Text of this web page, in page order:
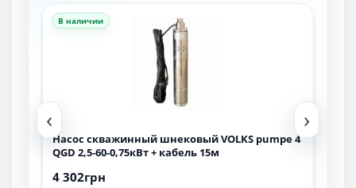
‹
В наличии
Насос скважинный шнековый VOLKS pumpe 4
QGD 2,5-60-0,75кВт + кабель 15м
4 302грн
›